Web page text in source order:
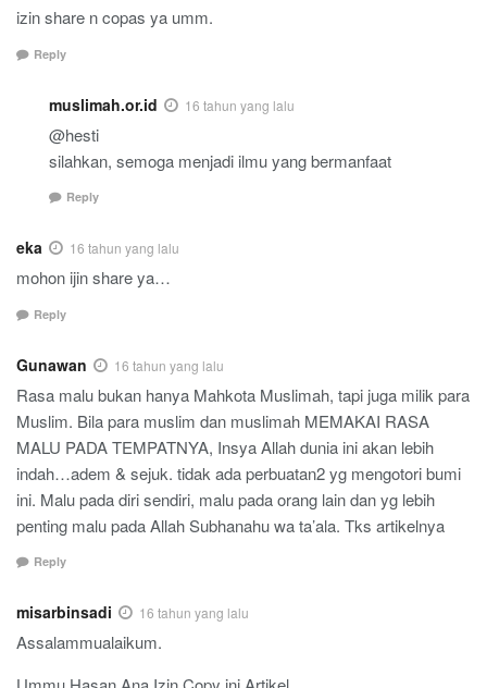
izin share n copas ya umm.
Reply
muslimah.or.id 16 tahun yang lalu
@hesti
silahkan, semoga menjadi ilmu yang bermanfaat
Reply
eka 16 tahun yang lalu
mohon ijin share ya…
Reply
Gunawan 16 tahun yang lalu
Rasa malu bukan hanya Mahkota Muslimah, tapi juga milik para
Muslim. Bila para muslim dan muslimah MEMAKAI RASA
MALU PADA TEMPATNYA, Insya Allah dunia ini akan lebih
indah…adem & sejuk. tidak ada perbuatan2 yg mengotori bumi
ini. Malu pada diri sendiri, malu pada orang lain dan yg lebih
penting malu pada Allah Subhanahu wa ta’ala. Tks artikelnya
Reply
misarbinsadi 16 tahun yang lalu
Assalammualaikum.